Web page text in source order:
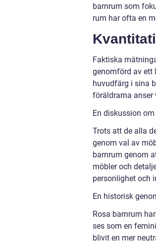
barnrum som
rum har ofta en
Faktiska
genomförd av ett
huvudfärg i sina
föräldrarna anser
En diskussion
Trots att de alla
genom val av
barnrum genom
möbler och
personlighet och
En historisk
Rosa barnrum
ses som en
blivit en mer